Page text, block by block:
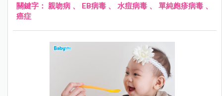
關鍵字： 親吻病 、 EB病毒 、 水痘病毒 、 單純皰疹病毒 、
癌症